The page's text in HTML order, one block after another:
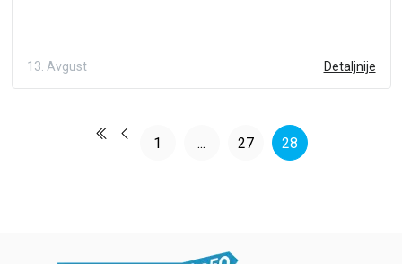
13. Avgust Detaljnije
1 ... 27 28